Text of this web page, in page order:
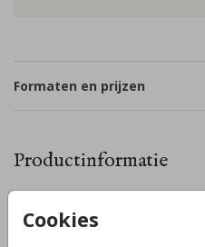
Cookies
Formaten en prijzen
Productinformatie
Omschrijving